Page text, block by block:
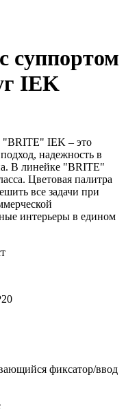
суппортом
IEK
"BRITE" IEK – это
надежность в
В линейке "BRITE"
Цветовая палитра
все задачи при
интерьеры в едином
фиксатор/ввод